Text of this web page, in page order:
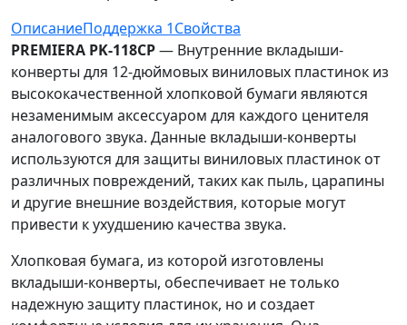
ОписаниеПоддержка 1Свойства
PREMIERA PK-118CP— Внутренние вкладыши-
конверты для 12-дюймовых виниловых пластинок из
высококачественной хлопковой бумаги являются
незаменимым аксессуаром для каждого ценителя
аналогового звука. Данные вкладыши-конверты
используются для защиты виниловых пластинок от
различных повреждений, таких как пыль, царапины
и другие внешние воздействия, которые могут
привести к ухудшению качества звука.
Хлопковая бумага, из которой изготовлены
вкладыши-конверты, обеспечивает не только
надежную защиту пластинок, но и создает